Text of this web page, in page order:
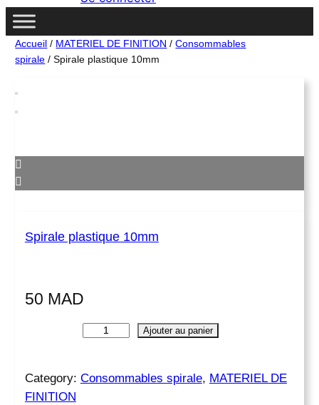
h
e
Accueil / MATERIEL DE FINITION /Consommables
spirale / Spirale plastique 10mm
Spirale plastique 10mm
50 MAD
n
Ajouter au panier
Category: Consommables spirale, MATERIEL DE
FINITION